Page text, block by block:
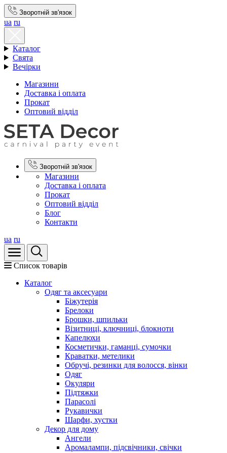
Зворотній зв'язок
ua ru
Каталог
Свята
Вечірки
Магазини
Доставка і оплата
Прокат
Оптовий відділ
Зворотній зв'язок
Магазини
Доставка і оплата
Прокат
Оптовий відділ
Блог
Контакти
ua ru
Список товарів
Каталог
Oдяг та аксесуари
Біжутерія
Брелоки
Брошки, шпильки
Візитниці, ключниці, блокноти
Капелюхи
Косметички, гаманці, сумочки
Краватки, метелики
Обручі, резинки для волосся, вінки
Одяг
Окуляри
Підтяжки
Парасолі
Рукавички
Шарфи, хустки
Декор для дому
Ангели
Аромалампи, підсвічники, свічки